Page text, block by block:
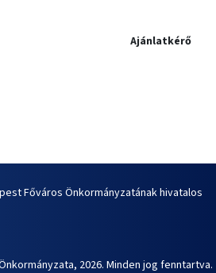
Ajánlatkérő
Főváros Önkormányzatának hivatalos
2026. Minden jog fenntartva.